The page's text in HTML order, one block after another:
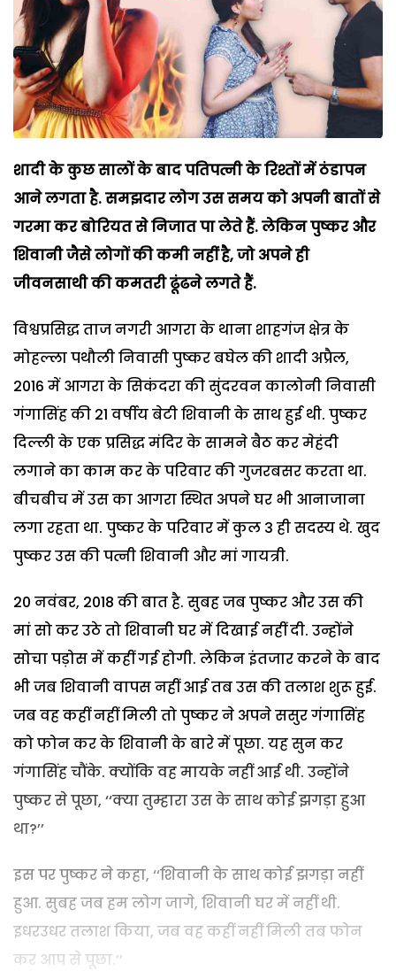
शादी के कुछ सालों के बाद पतिपत्नी के रिश्तों में ठंडापन
आने लगता है. समझदार लोग उस समय को अपनी बातों से
गरमा कर बोरियत से निजात पा लेते हैं. लेकिन पुष्कर और
शिवानी जैसे लोगों की कमी नहीं है, जो अपने ही
जीवनसाथी की कमतरी ढूंढने लगते हैं.
विश्वप्रसिद्ध ताज नगरी आगरा के थाना शाहगंज क्षेत्र के
मोहल्ला पथौली निवासी पुष्कर बघेल की शादी अप्रैल,
2016 में आगरा के सिकंदरा की सुंदरवन कालोनी निवासी
गंगासिंह की 21 वर्षीय बेटी शिवानी के साथ हुई थी. पुष्कर
दिल्ली के एक प्रसिद्ध मंदिर के सामने बैठ कर मेहंदी
लगाने का काम कर के परिवार की गुजरबसर करता था.
बीचबीच में उस का आगरा स्थित अपने घर भी आनाजाना
लगा रहता था. पुष्कर के परिवार में कुल 3 ही सदस्य थे. खुद
पुष्कर उस की पत्नी शिवानी और मां गायत्री.
20 नवंबर, 2018 की बात है. सुबह जब पुष्कर और उस की
मां सो कर उठे तो शिवानी घर में दिखाई नहीं दी. उन्होंने
सोचा पड़ोस में कहीं गई होगी. लेकिन इंतजार करने के बाद
भी जब शिवानी वापस नहीं आई तब उस की तलाश शुरू हुई.
जब वह कहीं नहीं मिली तो पुष्कर ने अपने ससुर गंगासिंह
को फोन कर के शिवानी के बारे में पूछा. यह सुन कर
गंगासिंह चौंके. क्योंकि वह मायके नहीं आई थी. उन्होंने
पुष्कर से पूछा, ‘‘क्या तुम्हारा उस के साथ कोई झगड़ा हुआ
था?’’
इस पर पुष्कर ने कहा, ‘‘शिवानी के साथ कोई झगड़ा नहीं
हुआ. सुबह जब हम लोग जागे, शिवानी घर में नहीं थी.
इधरउधर तलाश किया, जब वह कहीं नहीं मिली तब फोन
कर आप से पूछा.’’